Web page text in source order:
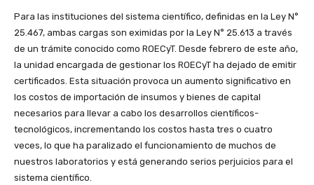
Para las instituciones del sistema científico, definidas en la Ley N°
25.467, ambas cargas son eximidas por la Ley N° 25.613 a través
de un trámite conocido como ROECyT. Desde febrero de este año,
la unidad encargada de gestionar los ROECyT ha dejado de emitir
certificados. Esta situación provoca un aumento significativo en
los costos de importación de insumos y bienes de capital
necesarios para llevar a cabo los desarrollos científicos-
tecnológicos, incrementando los costos hasta tres o cuatro
veces, lo que ha paralizado el funcionamiento de muchos de
nuestros laboratorios y está generando serios perjuicios para el
sistema científico.